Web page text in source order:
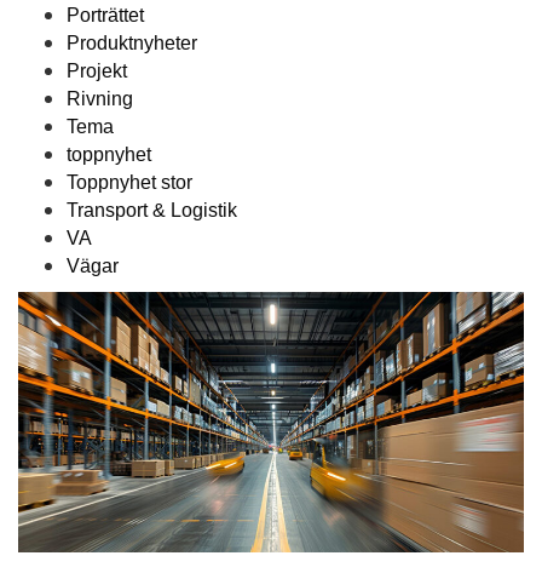
Porträttet
Produktnyheter
Projekt
Rivning
Tema
toppnyhet
Toppnyhet stor
Transport & Logistik
VA
Vägar